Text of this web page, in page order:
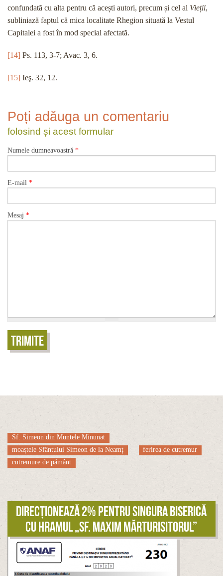
confundată cu alta pentru că acești autori, precum și cel al Vieții,
subliniază faptul că mica localitate Rhegion situată la Vestul
Capitalei a fost în mod special afectată.
[14] Ps. 113, 3-7; Avac. 3, 6.
[15] Ieş. 32, 12.
Poți adăuga un comentariu
folosind și acest formular
Numele dumneavoastră *
E-mail *
Mesaj *
Trimite
Sf. Simeon din Muntele Minunat
moaștele Sfântului Simeon de la Neamț
ferirea de cutremur
cutremure de pământ
Direcționează 2% pentru singura biserică
cu hramul „Sf. Maxim Mărturisitorul”